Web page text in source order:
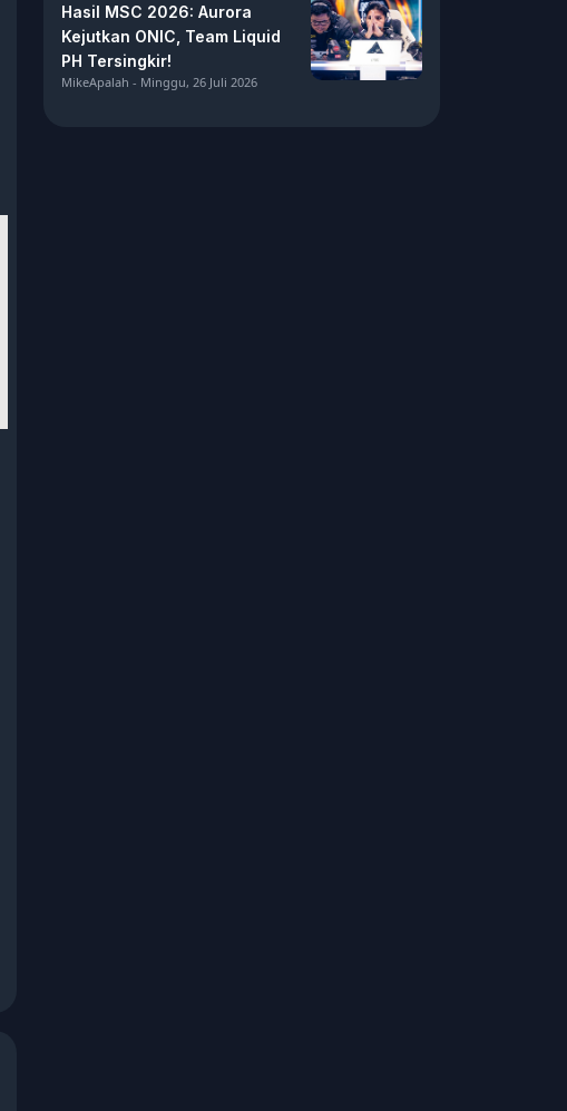
Hasil MSC 2026: Aurora
Kejutkan ONIC, Team Liquid
PH Tersingkir!
MikeApalah - Minggu, 26 Juli 2026